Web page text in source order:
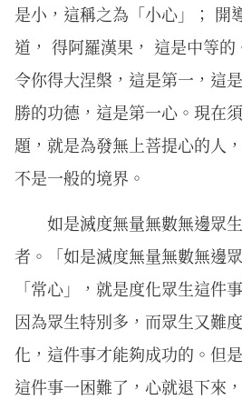
是小，這稱之為「小心」； 開
道， 得阿羅漢果， 這是中等的
令你得大涅槃，這是第一，這
勝的功德，這是第一心。現在
題，就是為發無上菩提心的人
不是一般的境界。
如是滅度無量無數無邊眾
者。「如是滅度無量無數無邊
「常心」，就是度化眾生這件
因為眾生特別多，而眾生又難
化，這件事才能夠成功的。但
這件事一困難了，心就退下來